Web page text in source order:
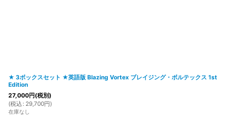
★ 3ボックスセット ★英語版 Blazing Vortex ブレイジング・ボルテックス 1st
Edition
27,000円(税別)
(税込 : 29,700円)
在庫なし